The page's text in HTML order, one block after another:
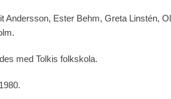
Andersson, Ester Behm, Greta Linstén,
med Tolkis folkskola.